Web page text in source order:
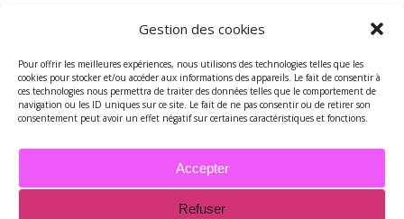
Gestion des cookies
Pour offrir les meilleures expériences, nous utilisons des technologies telles que les
cookies pour stocker et/ou accéder aux informations des appareils. Le fait de consentir à
ces technologies nous permettra de traiter des données telles que le comportement de
navigation ou les ID uniques sur ce site. Le fait de ne pas consentir ou de retirer son
consentement peut avoir un effet négatif sur certaines caractéristiques et fonctions.
Accepter
Refuser
ARCHIVES
Archives